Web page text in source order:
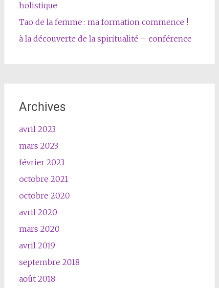
holistique
Tao de la femme : ma formation commence !
à la découverte de la spiritualité – conférence
Archives
avril 2023
mars 2023
février 2023
octobre 2021
octobre 2020
avril 2020
mars 2020
avril 2019
septembre 2018
août 2018